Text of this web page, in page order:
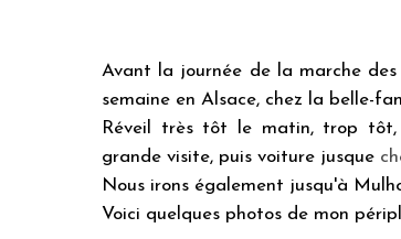
Avant la journée de la marche
semaine en Alsace, chez la belle-
Réveil très tôt le matin, trop
grande visite, puis voiture jusque
Nous irons également jusqu'à
Voici quelques photos de mon